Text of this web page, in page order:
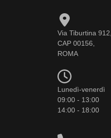
Via Tiburtina 912,
CAP 00156,
ROMA
Lunedì-venerdì
09:00 - 13:00
14:00 - 18:00